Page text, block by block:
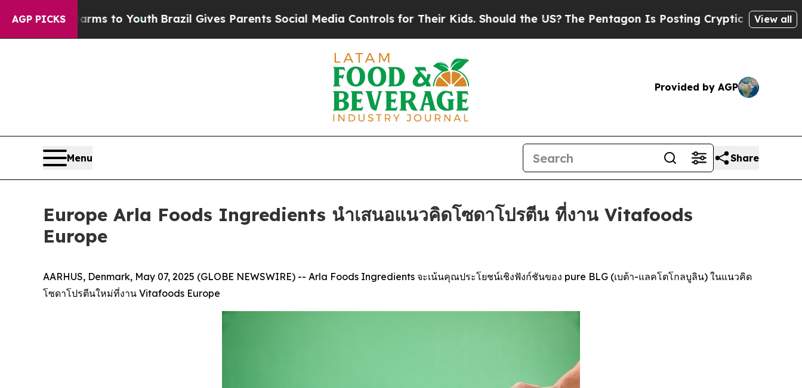
AGP PICKS
Harms to YouthBrazil Gives Parents Social Media Controls for Their Kids. Should the US?The Pentagon Is Posting Cryptic Biblical Messages
View all
Provided by AGP
Menu Share
Europe Arla Foods Ingredients นำเสนอแนวคิดโซดาโปรตีน ที่งาน Vitafoods
Europe
AARHUS, Denmark, May 07, 2025 (GLOBE NEWSWIRE) -- Arla Foods Ingredients จะเน้นคุณประโยชน์เชิงฟังก์ชันของ pure BLG (เบต้า-แลคโตโกลบูลิน) ในแนวคิด
โซดาโปรตีนใหม่ที่งาน Vitafoods Europe